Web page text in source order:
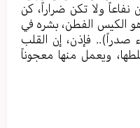
نفاعاً ولا تكن ضراراً، كن
الكيس الفطن، بشره في
صدراً).. فإذن، إن القلب
ويعمل منها معجوناً